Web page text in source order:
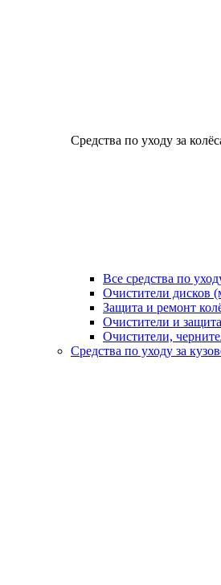
Средства по уходу за
Все средства по
Очистители дисков
Защита и ремонт
Очистители и
Очистители,
Средства по уходу за